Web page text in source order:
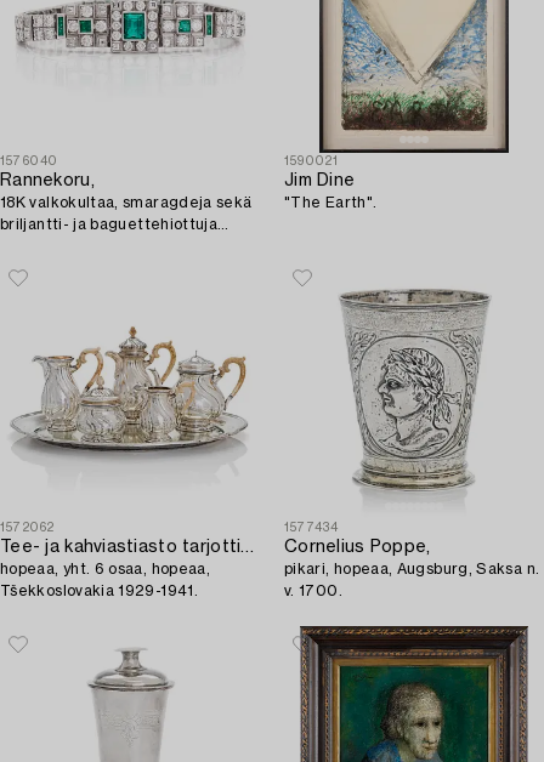
1576040
Rannekoru,
18K valkokultaa, smaragdeja sekä
briljantti- ja baguettehiottuja
1590021
Jim Dine
"The Earth".
1572062
Tee- ja kahviastiasto tarjottimella,
hopeaa, yht. 6 osaa, hopeaa,
Tšekkoslovakia 1929-1941.
1577434
Cornelius Poppe,
pikari, hopeaa, Augsburg, Saksa n.
v. 1700.